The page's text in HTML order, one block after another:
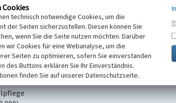
Cookies
technisch notwendige Cookies, um die
der Seiten sicherzustellen. Diesen können Sie
wenn Sie die Seite nutzen möchten. Darüber
wir Cookies für eine Webanalyse, um die
Seiten zu optimieren, sofern Sie einverstanden
des Buttons erklären Sie Ihr Einverständnis.
finden Sie auf unserer Datenschutzseite.